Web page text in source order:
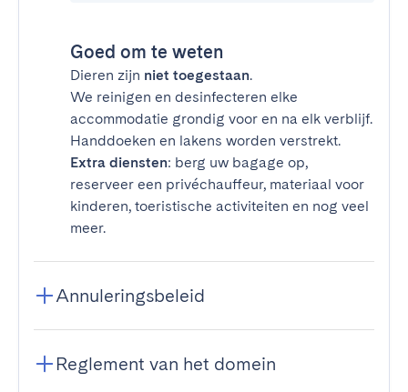
Goed om te weten
Dieren zijn niet toegestaan.
We reinigen en desinfecteren elke
accommodatie grondig voor en na elk verblijf.
Handdoeken en lakens worden verstrekt.
Extra diensten: berg uw bagage op,
reserveer een privéchauffeur, materiaal voor
kinderen, toeristische activiteiten en nog veel
meer.
Annuleringsbeleid
Reglement van het domein